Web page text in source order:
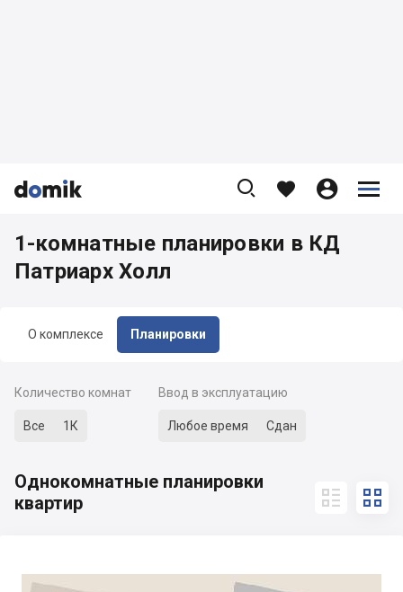


    


О комплексе Планировки
1-комнатные планировки в КД
Патриарх Холл
Количество комнат
Все 1К
Ввод в эксплуатацию
Любое время Сдан
Однокомнатные планировки
квартир
 